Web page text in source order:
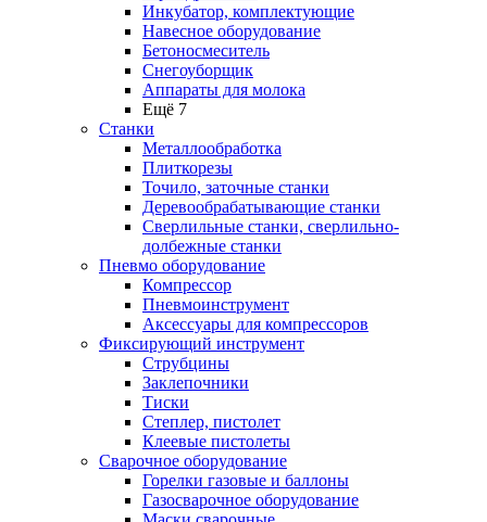
Инкубатор, комплектующие
Навесное оборудование
Бетоносмеситель
Снегоуборщик
Аппараты для молока
Ещё 7
Станки
Металлообработка
Плиткорезы
Точило, заточные станки
Деревообрабатывающие станки
Сверлильные станки, сверлильно-
долбежные станки
Пневмо оборудование
Компрессор
Пневмоинструмент
Аксессуары для компрессоров
Фиксирующий инструмент
Струбцины
Заклепочники
Тиски
Степлер, пистолет
Клеевые пистолеты
Сварочное оборудование
Горелки газовые и баллоны
Газосварочное оборудование